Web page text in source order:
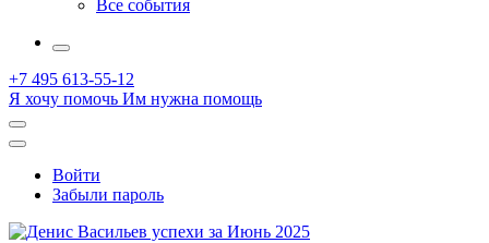
Все события
More
+7 495 613-55-12
Я хочу помочь Им нужна помощь
Открыть
поиск
Профиль
Войти
Забыли пароль